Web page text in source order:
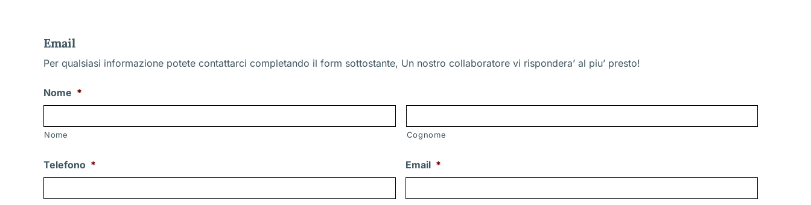
Email
Per qualsiasi informazione potete contattarci completando il form sottostante, Un nostro collaboratore vi rispondera’ al piu’ presto!
Nome *
Nome Cognome
Telefono * Email *